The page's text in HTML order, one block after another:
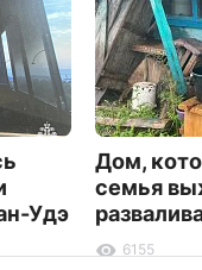
Удэ
Дом,
семья
6155